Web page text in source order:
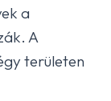
a
A
területen